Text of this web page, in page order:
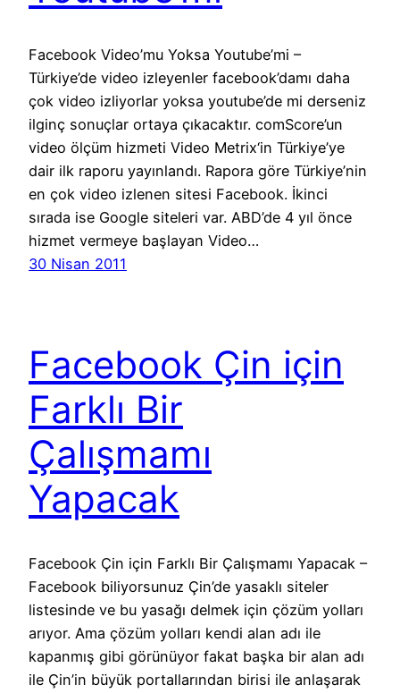
Facebook Video’mu Yoksa Youtube’mi –
Türkiye’de video izleyenler facebook’damı daha
çok video izliyorlar yoksa youtube’de mi derseniz
ilginç sonuçlar ortaya çıkacaktır. comScore’un
video ölçüm hizmeti Video Metrix‘in Türkiye’ye
dair ilk raporu yayınlandı. Rapora göre Türkiye’nin
en çok video izlenen sitesi Facebook. İkinci
sırada ise Google siteleri var. ABD’de 4 yıl önce
hizmet vermeye başlayan Video…
30 Nisan 2011
Facebook Çin için
Farklı Bir
Çalışmamı
Yapacak
Facebook Çin için Farklı Bir Çalışmamı Yapacak –
Facebook biliyorsunuz Çin’de yasaklı siteler
listesinde ve bu yasağı delmek için çözüm yolları
arıyor. Ama çözüm yolları kendi alan adı ile
kapanmış gibi görünüyor fakat başka bir alan adı
ile Çin’in büyük portallarından birisi ile anlaşarak